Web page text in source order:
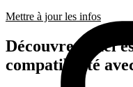
Mettre à jour les infos
Découvrez quel
compatibilité